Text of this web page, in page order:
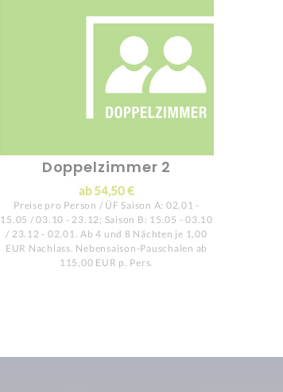
Doppelzimmer 2
ab 54,50 €
Preise pro Person / ÜF Saison A: 02.01 -
15.05 / 03.10 - 23.12; Saison B: 15.05 - 03.10
/ 23.12 - 02.01. Ab 4 und 8 Nächten je 1,00
EUR Nachlass. Nebensaison-Pauschalen ab
115,00 EUR p. Pers.